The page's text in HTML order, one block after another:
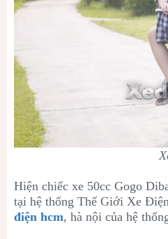
Hiện chiếc xe 50cc Gogo
tại hệ thống Thế Giới Xe
điện hcm, hà nội của hệ